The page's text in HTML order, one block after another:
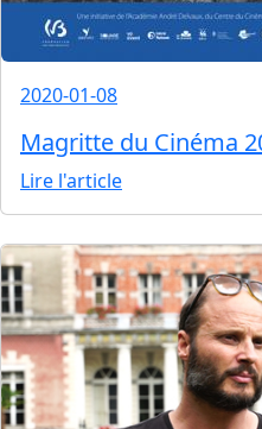
2020-01-08
Magritte du Cinéma
Lire l'article